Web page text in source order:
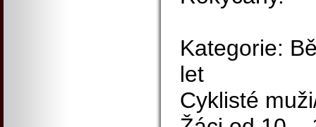
Kategorie:
let
Cyklisté